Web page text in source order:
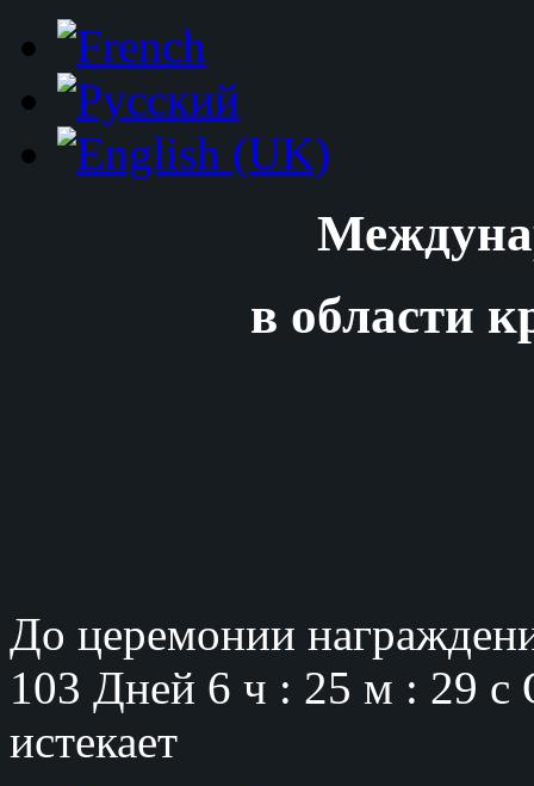
в области
До церемонии
103 Дней 6 ч : 25 м : 28 с
истекает